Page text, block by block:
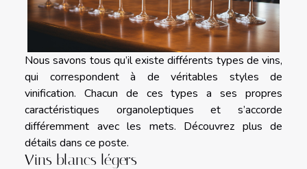
Nous savons tous qu’il existe différents types de vins,
qui correspondent à de véritables styles de
vinification. Chacun de ces types a ses propres
caractéristiques organoleptiques et s’accorde
différemment avec les mets. Découvrez plus de
détails dans ce poste.
Vins blancs légers